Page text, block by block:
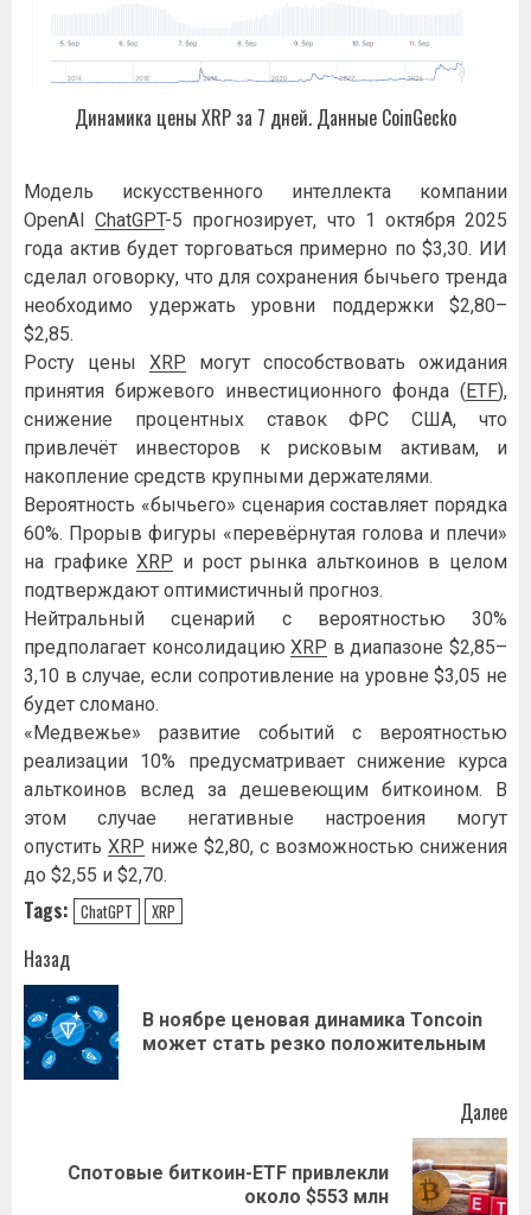
Динамика цены XRP за 7 дней. Данные CoinGecko
Модель искусственного интеллекта компании
OpenAIChatGPT-5 прогнозирует, что 1 октября 2025
года актив будет торговаться примерно по $3,30. ИИ
сделал оговорку, что для сохранения бычьего тренда
необходимо удержать уровни поддержки $2,80–
$2,85.
Росту цены XRP могут способствовать ожидания
принятия биржевого инвестиционного фонда (ETF),
снижение процентных ставок ФРС США, что
привлечёт инвесторов к рисковым активам, и
накопление средств крупными держателями.
Вероятность «бычьего» сценария составляет порядка
60%. Прорыв фигуры «перевёрнутая голова и плечи»
на графикеXRP и рост рынка альткоинов в целом
подтверждают оптимистичный прогноз.
Нейтральный сценарий с вероятностью 30%
предполагает консолидациюXRP в диапазоне $2,85–
3,10 в случае, если сопротивление на уровне $3,05 не
будет сломано.
«Медвежье» развитие событий с вероятностью
реализации 10% предусматривает снижение курса
альткоинов вслед за дешевеющим биткоином. В
этом случае негативные настроения могут
опустить XRP ниже $2,80, с возможностью снижения
до $2,55 и $2,70.
Tags: ChatGPT XRP
Навигация
записи
Назад
В ноябре ценовая динамика Toncoin
может стать резко положительным
Далее
Следующая
Спотовые биткоин-ETF привлекли
около $553 млн